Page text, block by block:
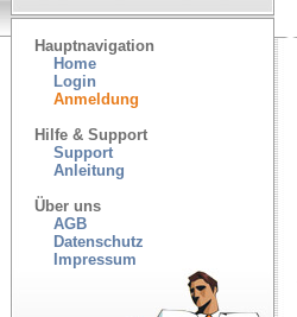
Hauptnavigation
Home
Login
Anmeldung
Hilfe & Support
Support
Anleitung
Über uns
AGB
Datenschutz
Impressum